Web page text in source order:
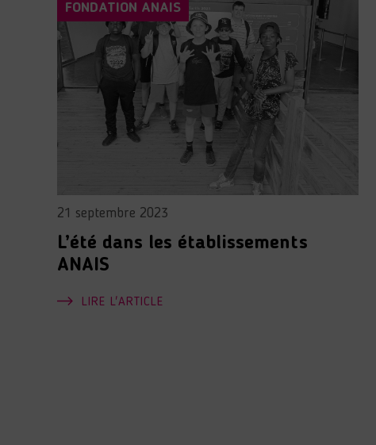
FONDATION ANAIS
21 septembre 2023
L’été dans les établissements
ANAIS
LIRE L'ARTICLE